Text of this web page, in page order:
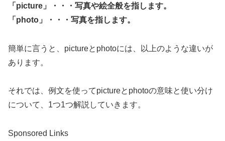
「picture」・・・写真や絵全般を指します。
「photo」・・・写真を指します。
簡単に言うと、pictureとphotoには、以上のような違いが
あります。
それでは、例文を使ってpictureとphotoの意味と使い分け
について、1つ1つ解説していきます。
Sponsored Links